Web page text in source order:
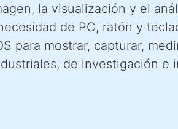
la visualización y el
de PC, ratón y
para mostrar, capturar,
de investigación